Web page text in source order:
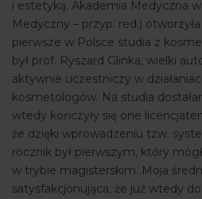
i estetyką. Akademia Medyczna
Medyczny – przyp. red.)
pierwsze w Polsce studia z
był prof. Ryszard Glinka, wielki
aktywnie uczestniczy w
kosmetologów. Na studia
wtedy kończyły się one
że dzięki wprowadzeniu tzw.
rocznik był pierwszym, który
w trybie magisterskim. Moja
satysfakcjonująca, że już wtedy